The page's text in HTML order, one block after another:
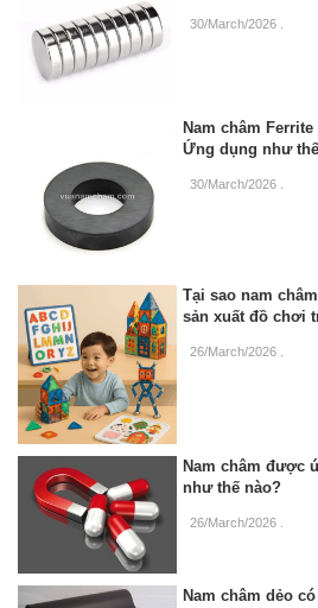
30/March/2026
Nam châm
Ứng dụng như
30/March/2026
Tại sao nam
sản xuất đồ chơi
26/March/2026
Nam châm được
như thế nào?
26/March/2026 .
Nam châm dẻo